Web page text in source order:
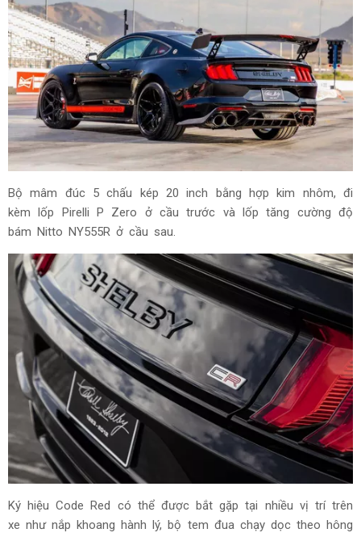
Bộ mâm đúc 5 chấu kép 20 inch bằng hợp kim nhôm, đi
kèm lốp Pirelli P Zero ở cầu trước và lốp tăng cường độ
bám Nitto NY555R ở cầu sau.
Ký hiệu Code Red có thể được bắt gặp tại nhiều vị trí trên
xe như nắp khoang hành lý, bộ tem đua chạy dọc theo hông